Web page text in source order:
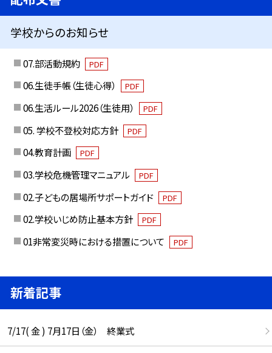
学校からのお知らせ
07.部活動規約 PDF
06.生徒手帳（生徒心得） PDF
06.生活ルール2026（生徒用） PDF
05. 学校不登校対応方針 PDF
04.教育計画 PDF
03.学校危機管理マニュアル PDF
02.子どもの居場所サポートガイド PDF
02.学校いじめ防止基本方針 PDF
01非常変災時における措置について PDF
新着記事
7/17( 金 ) 7月17日（金） 終業式